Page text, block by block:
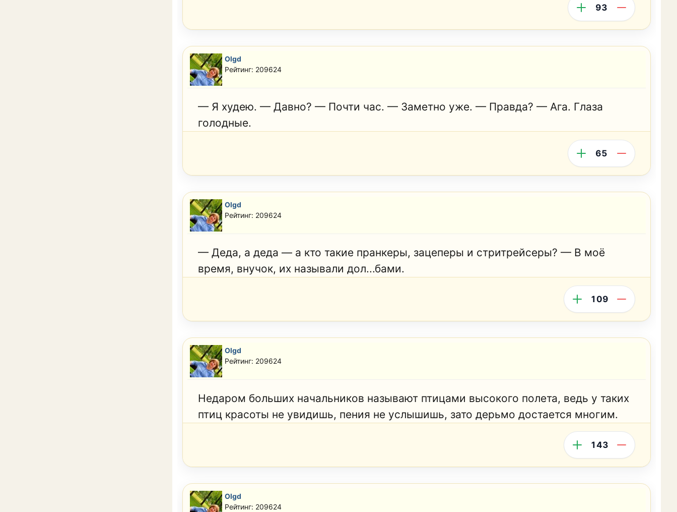
93
Olgd
Рейтинг: 209624
— Я худею. — Давно? — Почти час. — Заметно уже. — Правда? — Ага. Глаза
голодные.
65
Olgd
Рейтинг: 209624
— Деда, а деда — а кто такие пранкеры, зацеперы и стритрейсеры? — В моё
время, внучок, их называли дол...бами.
109
Olgd
Рейтинг: 209624
Недаром больших начальников называют птицами высокого полета, ведь у таких
птиц красоты не увидишь, пения не услышишь, зато дерьмо достается многим.
143
Olgd
Рейтинг: 209624